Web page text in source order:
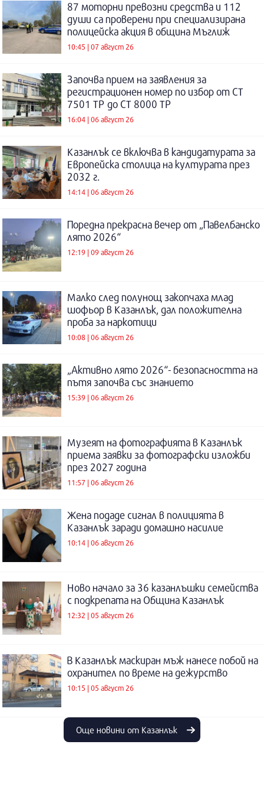
87 моторни превозни средства и 112
души са проверени при специализирана
полицейска акция в община Мъглиж
10:45 | 07 август 26
Започва прием на заявления за
регистрационен номер по избор от СТ
7501 ТР до СТ 8000 ТР
16:04 | 06 август 26
Казанлък се включва в кандидатурата за
Европейска столица на културата през
2032 г.
14:14 | 06 август 26
Поредна прекрасна вечер от „Павелбанско
лято 2026“
12:19 | 09 август 26
Малко след полунощ закопчаха млад
шофьор в Казанлък, дал положителна
проба за наркотици
10:08 | 06 август 26
„Активно лято 2026“- безопасността на
пътя започва със знанието
15:39 | 06 август 26
Музеят на фотографията в Казанлък
приема заявки за фотографски изложби
през 2027 година
11:57 | 06 август 26
Жена подаде сигнал в полицията в
Казанлък заради домашно насилие
10:14 | 06 август 26
Ново начало за 36 казанлъшки семейства
с подкрепата на Община Казанлък
12:32 | 05 август 26
В Казанлък маскиран мъж нанесе побой на
охранител по време на дежурство
10:15 | 05 август 26
Още новини от Казанлък